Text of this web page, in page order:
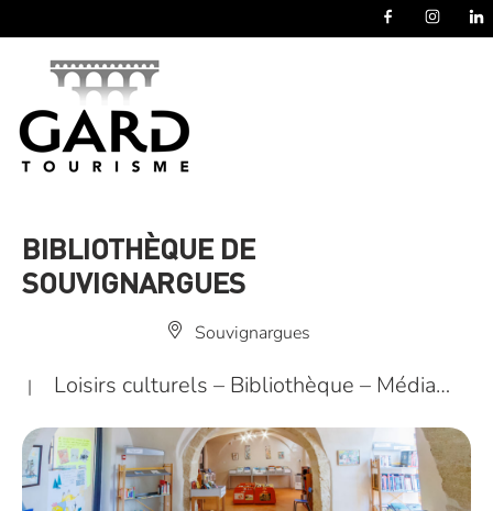
BIBLIOTHÈQUE DE
SOUVIGNARGUES
Souvignargues
| Loisirs culturels – Bibliothèque – Média…